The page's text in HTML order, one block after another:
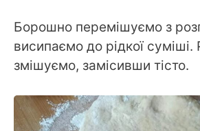
Борошно перемішуємо з
висипаємо до рідкої суміші.
змішуємо, замісивши тісто.